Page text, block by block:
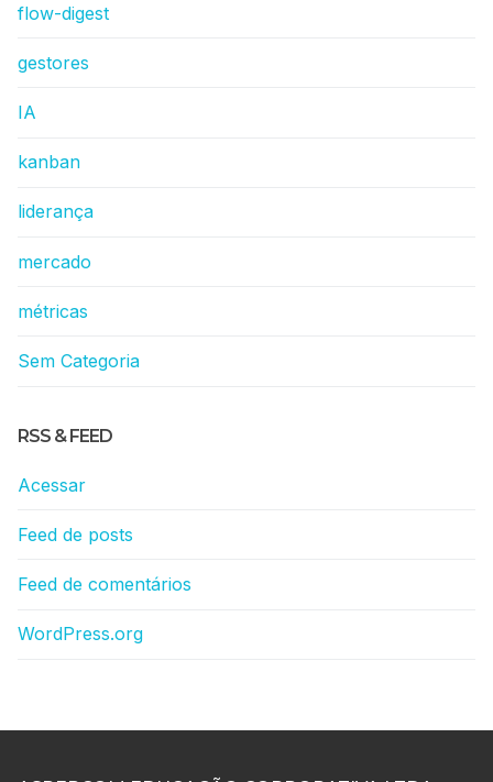
flow-digest
gestores
IA
kanban
liderança
mercado
métricas
Sem Categoria
RSS & FEED
Acessar
Feed de posts
Feed de comentários
WordPress.org